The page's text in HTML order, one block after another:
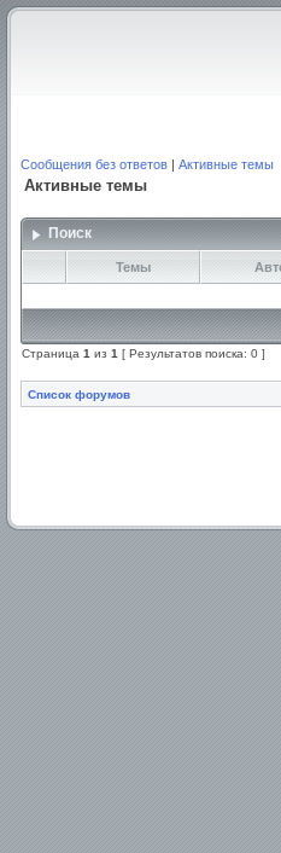
Сообщения без ответов | Активные темы
Активные темы
Поиск
Темы
Страница 1 из 1 [ Результатов поиска: 0 ]
Список форумов